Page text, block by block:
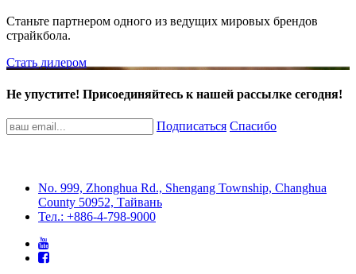
Станьте партнером одного из ведущих мировых брендов
страйкбола.
Стать дилером
Не упустите! Присоединяйтесь к нашей рассылке сегодня!
Подписаться Спасибо
No. 999, Zhonghua Rd., Shengang Township, Changhua
County 50952, Тайвань
Тел.: +886-4-798-9000